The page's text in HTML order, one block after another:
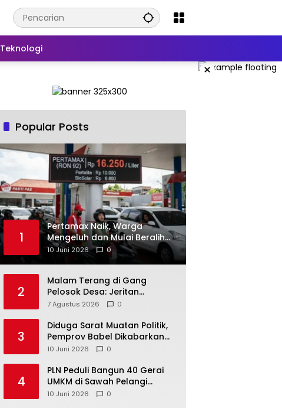
Teknologi
×
Popular Posts
1
‎Pertamax Naik, Warga
Mengeluh dan Mulai Beralih
ke Pertalite Meski Harus Antre
10 Juni 2026 0
2
Malam Terang di Gang
Pelosok Desa: Jeritan
Harapan Ketua APDESI
Babel
7 Agustus 2026 0
3
‎Diduga Sarat Muatan Politik,
Pemprov Babel Dikabarkan
Lakukan Rotasi Besar-
10 Juni 2026 0
4
‎PLN Peduli Bangun 40 Gerai
UMKM di Sawah Pelangi
Namang, Dorong
10 Juni 2026 0